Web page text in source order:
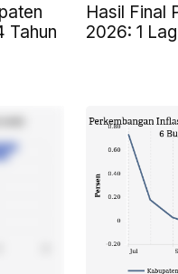
Tahun
Hasil Final
2026: 1